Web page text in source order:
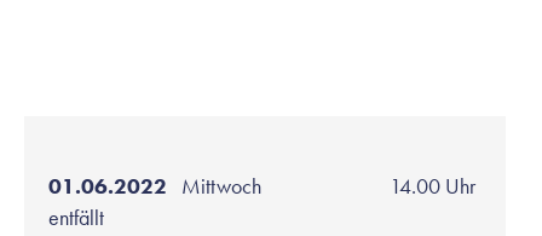
01.06.2022 Mittwoch
14.00 Uhr
entfällt